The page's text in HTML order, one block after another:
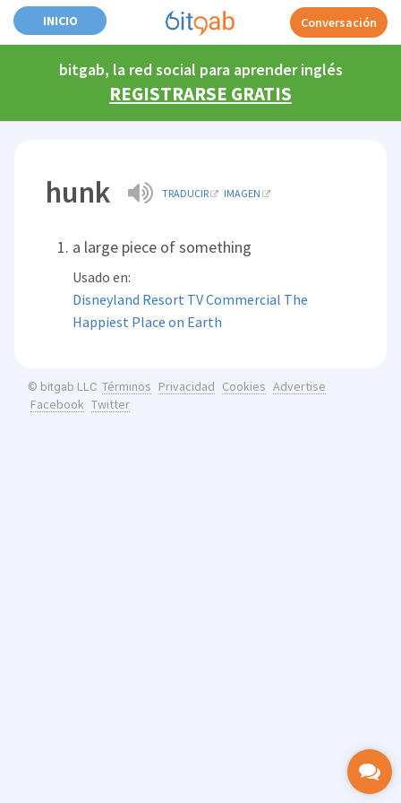
INICIO Conversación
bitgab, la red social para aprender inglés
REGISTRARSE GRATIS
hunk TRADUCIR IMAGEN
a large piece of something
Usado en:
Disneyland Resort TV Commercial The
Happiest Place on Earth
© bitgab LLC Términos Privacidad Cookies Advertise
Facebook Twitter